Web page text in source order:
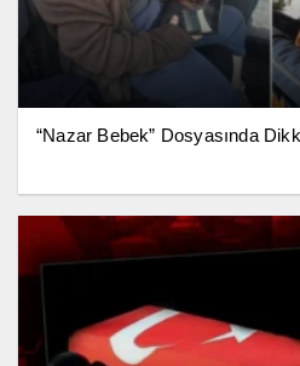
“Nazar Bebek” Dosyasında